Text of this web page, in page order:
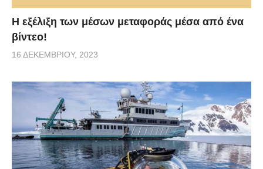
Η εξέλιξη των μέσων μεταφοράς μέσα από ένα
βίντεο!
16 ΔΕΚΕΜΒΡΊΟΥ, 2023